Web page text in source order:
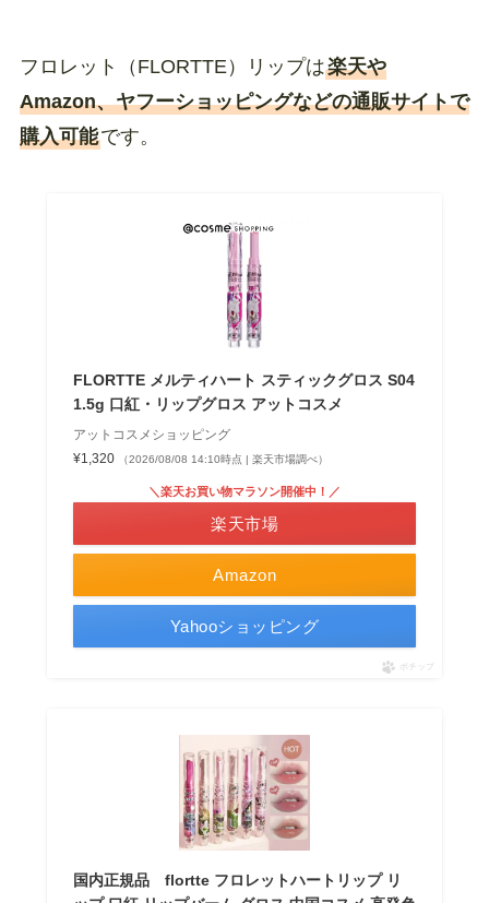
フロレット（FLORTTE）リップは楽天や
Amazon、ヤフーショッピングなどの通販サイトで
購入可能です。
FLORTTE メルティハート スティックグロス S04
1.5g 口紅・リップグロス アットコスメ
アットコスメショッピング
¥1,320
（2026/08/08 14:10時点 | 楽天市場調べ）
Amazon
＼楽天お買い物マラソン開催中！／
楽天市場
Yahooショッピング
ポチップ
国内正規品 flortte フロレットハートリップ リ